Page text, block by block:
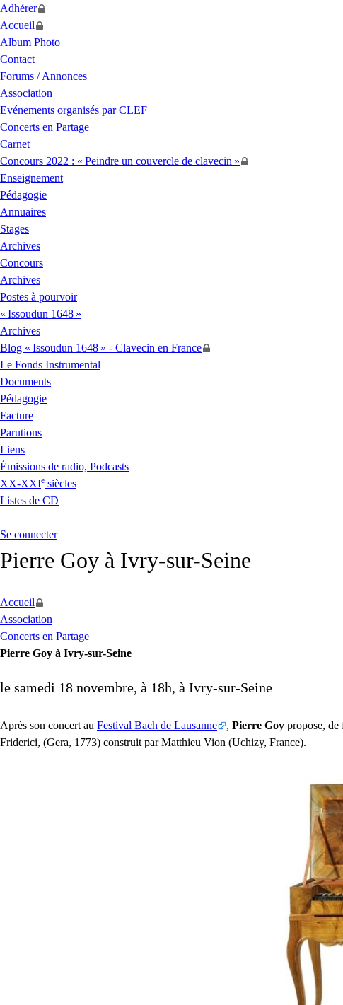
Adhérer
Accueil
Album Photo
Contact
Forums / Annonces
Association
Evénements organisés parCLEF
Concerts en Partage
Carnet
Concours 2022 : « Peindre un couvercle de clavecin »
Enseignement
Pédagogie
Annuaires
Stages
Archives
Concours
Archives
Postes à pourvoir
« Issoudun 1648 »
Archives
Blog « Issoudun 1648 » - Clavecin en France
Le Fonds Instrumental
Documents
Pédagogie
Facture
Parutions
Liens
Émissions de radio, Podcasts
XX-XXIe siècles
Listes de CD
Se connecter
Pierre Goy à Ivry-sur-Seine
Accueil
Association
Concerts en Partage
Pierre Goy à Ivry-sur-Seine
le samedi 18 novembre, à 18h, à Ivry-sur-Seine
Après son concert au Festival Bach de Lausanne , Pierre Goy propose,
Friderici, (Gera, 1773) construit par Matthieu Vion (Uchizy, France).